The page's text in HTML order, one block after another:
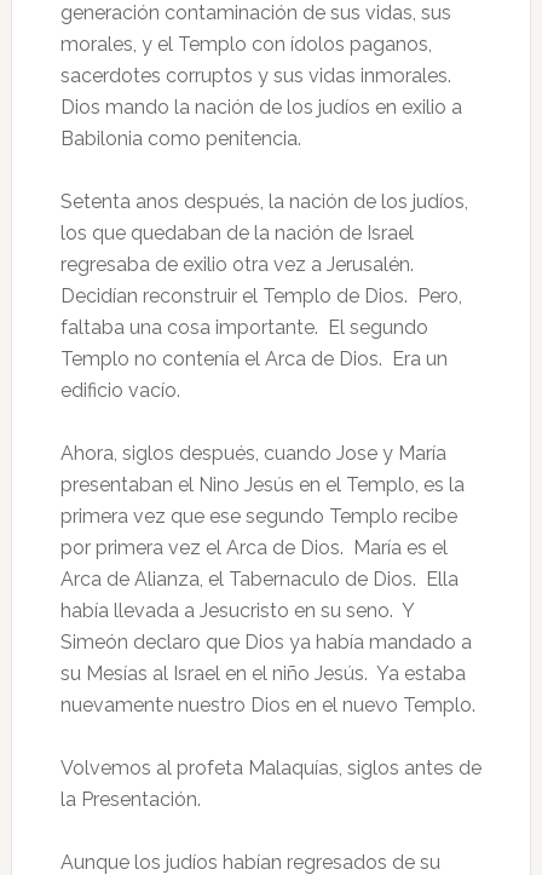
generación contaminación de sus vidas, sus
morales, y el Templo con ídolos paganos,
sacerdotes corruptos y sus vidas inmorales.
Dios mando la nación de los judíos en exilio a
Babilonia como penitencia.
Setenta anos después, la nación de los judíos,
los que quedaban de la nación de Israel
regresaba de exilio otra vez a Jerusalén.
Decidían reconstruir el Templo de Dios. Pero,
faltaba una cosa importante. El segundo
Templo no contenía el Arca de Dios. Era un
edificio vacío.
Ahora, siglos después, cuando Jose y María
presentaban el Nino Jesús en el Templo, es la
primera vez que ese segundo Templo recibe
por primera vez el Arca de Dios. María es el
Arca de Alianza, el Tabernaculo de Dios. Ella
había llevada a Jesucristo en su seno. Y
Simeón declaro que Dios ya había mandado a
su Mesías al Israel en el niño Jesús. Ya estaba
nuevamente nuestro Dios en el nuevo Templo.
Volvemos al profeta Malaquías, siglos antes de
la Presentación.
Aunque los judíos habían regresados de su